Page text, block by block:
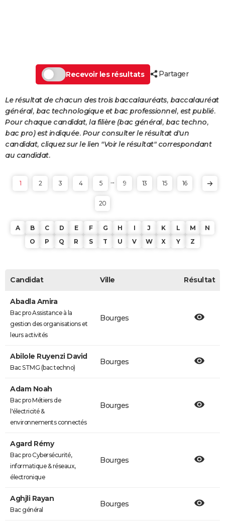
Se connecter
Primaires
Universités
Entreprises
Service militaire
Avis de recherche
AVIS DE DÉCÈS
Bricolage
Lifestyle
Culture
Sport
Auto
Television
Voyage
Cinema
Recevoir les résultats Partager
Le résultat de chacun des trois baccalauréats, baccalauréat
général, bac technologique et bac professionnel, est publié.
Pour chaque candidat, la filière (bac général, bac techno,
bac pro) est indiquée. Pour consulter le résultat d'un
candidat, cliquez sur le lien "Voir le résultat" correspondant
au candidat.
1 2 3 4 5 ... 9 13 15 16
20
A B C D E F G H I J K L M
N
O
P Q R S T U V W X Y Z
Candidat Ville Résultat
Abadla Amira
Bac pro Assistance à la
gestion des organisations et
leurs activités
Bourges
Abilole Ruyenzi David
Bac STMG (bac techno)
Bourges
Adam Noah
Bac pro Métiers de
l'électricité &
environnements connectés
Bourges
Agard Rémy
Bac pro Cybersécurité,
informatique & réseaux,
électronique
Bourges
Aghjli Rayan
Bac général
Bourges